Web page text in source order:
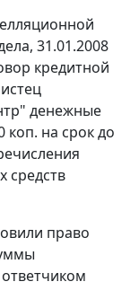
31.01.2008
кредитной
денежные
коп. на срок до
средств
право